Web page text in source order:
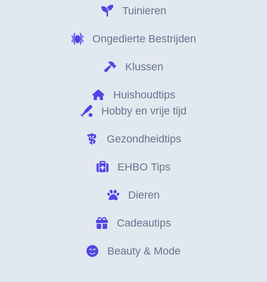
Tuinieren
Ongedierte Bestrijden
Klussen
Huishoudtips
Hobby en vrije tijd
Gezondheidtips
EHBO Tips
Dieren
Cadeautips
Beauty & Mode